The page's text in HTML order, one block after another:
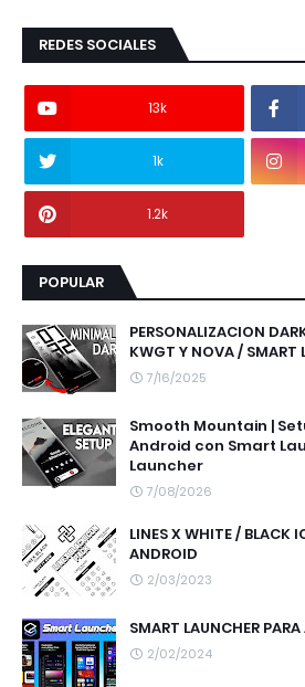
REDES SOCIALES
13k
1k
1.2k
POPULAR
PERSONALIZACION
KWGT Y NOVA / SMART
7/16/2025
Smooth Mountain |
Android con Smart
Launcher
7/08/2026
LINES X WHITE / BLACK
ANDROID
2/03/2023
SMART LAUNCHER
2/02/2024